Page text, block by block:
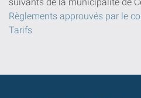
Règlements approuvés par le
Tarifs